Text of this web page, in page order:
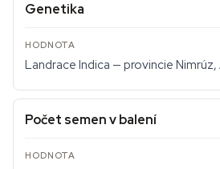
Genetika
Landrace Indica — provincie Nimrúz,
Počet semen v balení